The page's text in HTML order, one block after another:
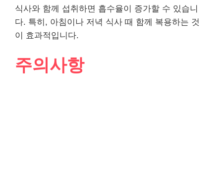
식사와 함께 섭취하면 흡수율이 증가할 수 있습니
다. 특히, 아침이나 저녁 식사 때 함께 복용하는 것
이 효과적입니다.
주의사항